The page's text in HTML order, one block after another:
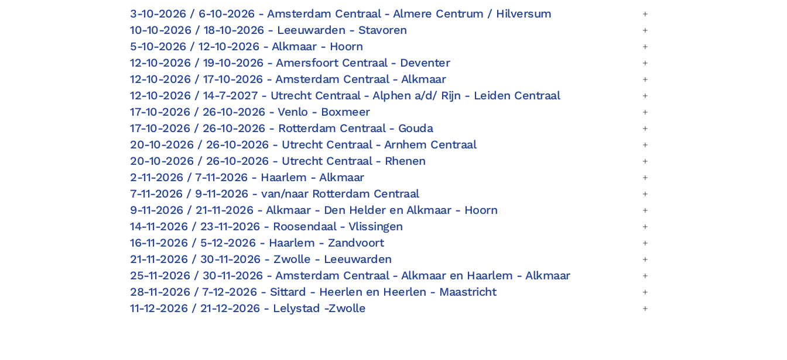
3-10-2026 / 6-10-2026 - Amsterdam Centraal - Almere Centrum / Hilversum
10-10-2026 / 18-10-2026 - Leeuwarden - Stavoren
5-10-2026 / 12-10-2026 - Alkmaar - Hoorn
12-10-2026 / 19-10-2026 - Amersfoort Centraal - Deventer
12-10-2026 / 17-10-2026 - Amsterdam Centraal - Alkmaar
12-10-2026 / 14-7-2027 - Utrecht Centraal - Alphen a/d/ Rijn - Leiden Centraal
17-10-2026 / 26-10-2026 - Venlo - Boxmeer
17-10-2026 / 26-10-2026 - Rotterdam Centraal - Gouda
20-10-2026 / 26-10-2026 - Utrecht Centraal - Arnhem Centraal
20-10-2026 / 26-10-2026 - Utrecht Centraal - Rhenen
2-11-2026 / 7-11-2026 - Haarlem - Alkmaar
7-11-2026 / 9-11-2026 - van/naar Rotterdam Centraal
9-11-2026 / 21-11-2026 - Alkmaar - Den Helder en Alkmaar - Hoorn
14-11-2026 / 23-11-2026 - Roosendaal - Vlissingen
16-11-2026 / 5-12-2026 - Haarlem - Zandvoort
21-11-2026 / 30-11-2026 - Zwolle - Leeuwarden
25-11-2026 / 30-11-2026 - Amsterdam Centraal - Alkmaar en Haarlem - Alkmaar
28-11-2026 / 7-12-2026 - Sittard - Heerlen en Heerlen - Maastricht
11-12-2026 / 21-12-2026 - Lelystad -Zwolle